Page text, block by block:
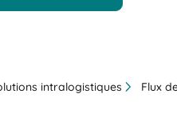
intralogistiques Flux